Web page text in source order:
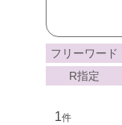
フリーワード
R指定
1件